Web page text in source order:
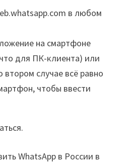
в любом
на смартфоне
для ПК-клиента) или
случае всё равно
чтобы ввести